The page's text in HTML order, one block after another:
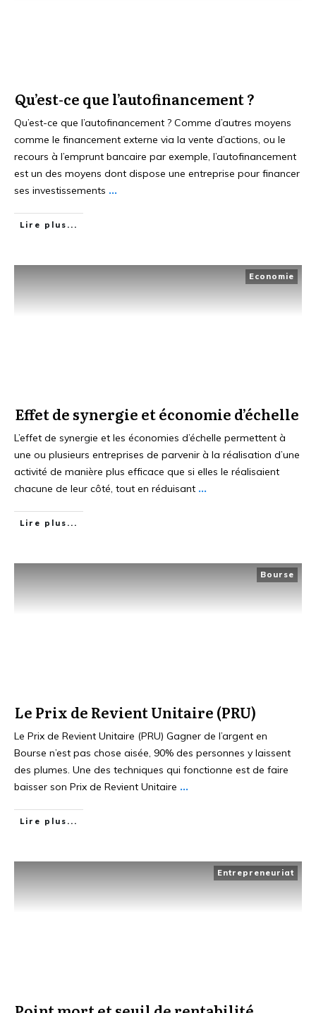
Qu’est-ce que l’autofinancement ?
Qu’est-ce que l’autofinancement ? Comme d’autres moyens
comme le financement externe via la vente d’actions, ou le
recours à l’emprunt bancaire par exemple, l’autofinancement
est un des moyens dont dispose une entreprise pour financer
ses investissements ...
Lire plus...
Economie
Effet de synergie et économie d’échelle
L’effet de synergie et les économies d’échelle permettent à
une ou plusieurs entreprises de parvenir à la réalisation d’une
activité de manière plus efficace que si elles le réalisaient
chacune de leur côté, tout en réduisant ...
Lire plus...
Bourse
Le Prix de Revient Unitaire (PRU)
Le Prix de Revient Unitaire (PRU) Gagner de l’argent en
Bourse n’est pas chose aisée, 90% des personnes y laissent
des plumes. Une des techniques qui fonctionne est de faire
baisser son Prix de Revient Unitaire ...
Lire plus...
Entrepreneuriat